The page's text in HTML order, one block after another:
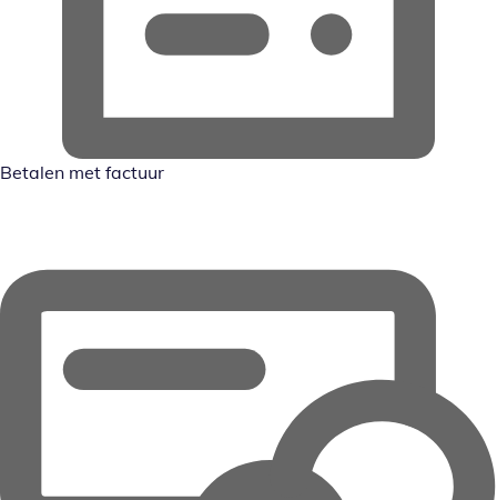
Betalen met factuur